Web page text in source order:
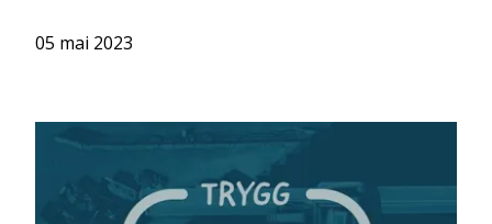
05 mai 2023